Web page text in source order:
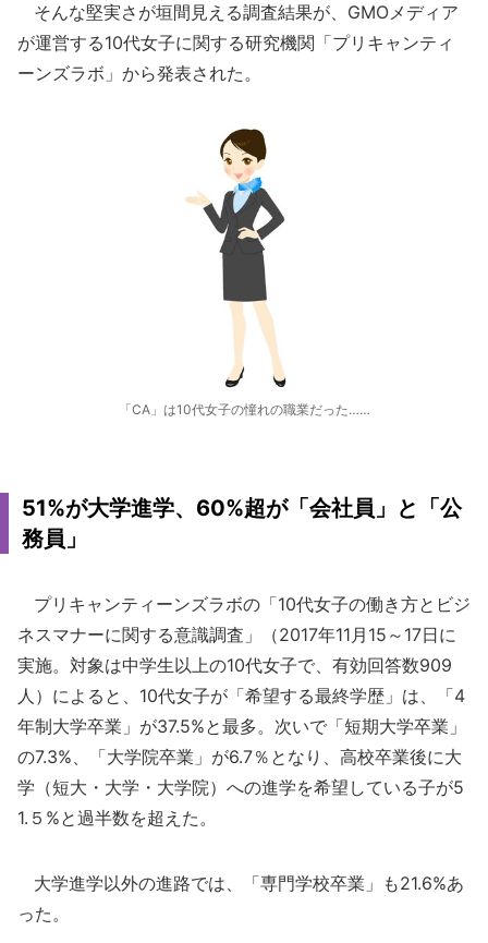
そんな堅実さが垣間見える調査結果が、GMOメディア
が運営する10代女子に関する研究機関「プリキャンティ
ーンズラボ」から発表された。
「CA」は10代女子の憧れの職業だった……
51%が大学進学、60%超が「会社員」と「公
務員」
プリキャンティーンズラボの「10代女子の働き方とビジ
ネスマナーに関する意識調査」（2017年11月15～17日に
実施。対象は中学生以上の10代女子で、有効回答数909
人）によると、10代女子が「希望する最終学歴」は、「4
年制大学卒業」が37.5%と最多。次いで「短期大学卒業」
の7.3%、「大学院卒業」が6.7％となり、高校卒業後に大
学（短大・大学・大学院）への進学を希望している子が5
1.５%と過半数を超えた。
大学進学以外の進路では、「専門学校卒業」も21.6%あ
った。